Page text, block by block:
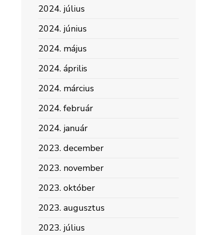
2024. július
2024. június
2024. május
2024. április
2024. március
2024. február
2024. január
2023. december
2023. november
2023. október
2023. augusztus
2023. július